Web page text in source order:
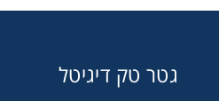
גטר טק דיגיטל